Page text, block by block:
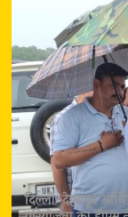
दिल्ली-देहरादून